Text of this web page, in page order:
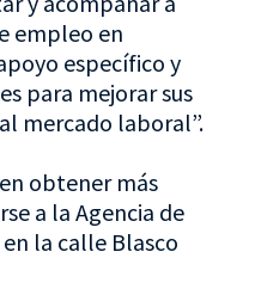
empleo en
específico y
para mejorar sus
mercado laboral”.
obtener más
a la Agencia de
la calle Blasco